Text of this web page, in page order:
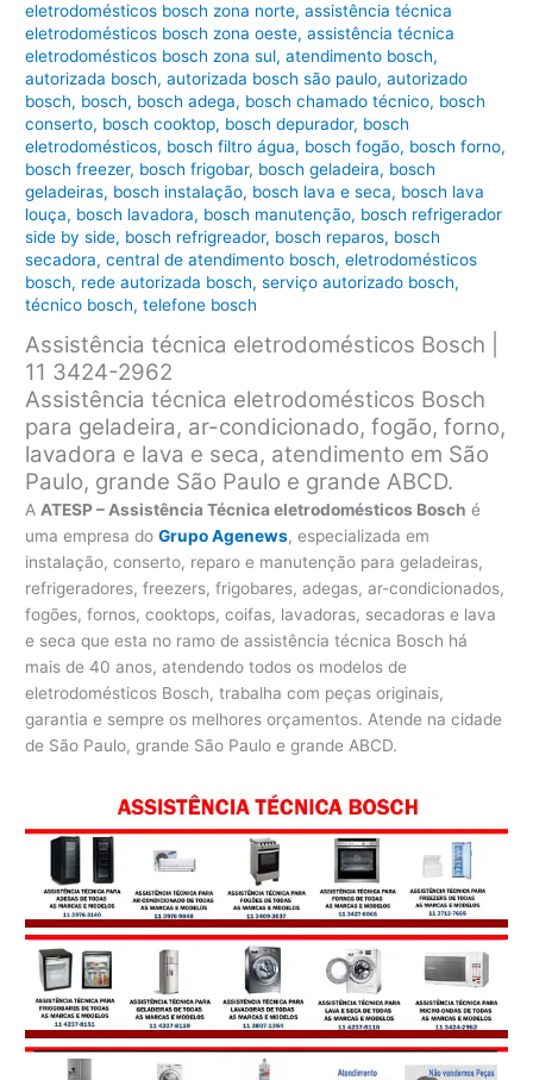
eletrodomésticos bosch zona norte,assistência técnica
eletrodomésticos bosch zona oeste,assistência técnica
eletrodomésticos bosch zona sul,atendimento bosch,
autorizada bosch,autorizada bosch são paulo,autorizado
bosch, bosch, bosch adega, bosch chamado técnico, bosch
conserto, bosch cooktop, bosch depurador, bosch
eletrodomésticos, bosch filtro água, bosch fogão, bosch forno,
bosch freezer, bosch frigobar, bosch geladeira, bosch
geladeiras, bosch instalação, bosch lava e seca, bosch lava
louça, bosch lavadora, bosch manutenção, bosch refrigerador
side by side, bosch refrigreador, bosch reparos, bosch
secadora,central de atendimento bosch,eletrodomésticos
bosch, rede autorizada bosch,serviço autorizado bosch,
técnico bosch,telefone bosch
Assistência técnica eletrodomésticos Bosch |
11 3424-2962
Assistência técnica eletrodomésticos Bosch
para geladeira, ar-condicionado, fogão, forno,
lavadora e lava e seca, atendimento em São
Paulo, grande São Paulo e grande ABCD.
AATESP – Assistência Técnica eletrodomésticos Bosch é
uma empresa doGrupo Agenews, especializada em
instalação, conserto, reparo e manutenção para geladeiras,
refrigeradores, freezers, frigobares, adegas, ar-condicionados,
fogões, fornos, cooktops, coifas, lavadoras, secadoras e lava
e seca que esta no ramo de assistência técnica Bosch há
mais de 40 anos, atendendo todos os modelos de
eletrodomésticos Bosch, trabalha com peças originais,
garantia e sempre os melhores orçamentos. Atende na cidade
de São Paulo, grande São Paulo e grande ABCD.